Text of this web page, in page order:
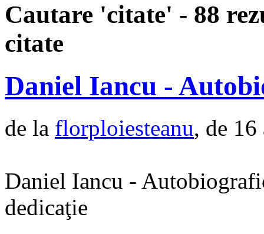
Cautare 'citate' - 88
citate
Daniel Iancu -
de la florploiesteanu, de 16
Daniel Iancu -
dedicaţie